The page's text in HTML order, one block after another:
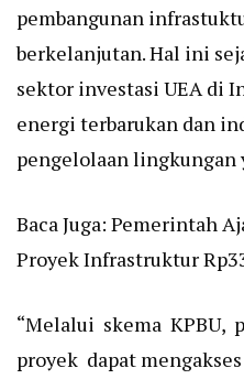
pembangunan
berkelanjutan. Hal ini
sektor investasi UEA di
energi terbarukan dan
pengelolaan lingkungan
Baca Juga: Pemerintah
Proyek Infrastruktur
“Melalui skema KPBU,
proyek dapat